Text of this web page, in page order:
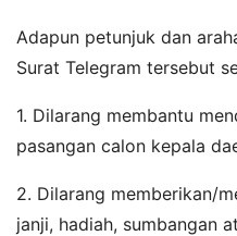
Adapun petunjuk dan
Surat Telegram tersebut
1. Dilarang membantu
pasangan calon kepala
2. Dilarang memberikan/
janji, hadiah, sumbangan